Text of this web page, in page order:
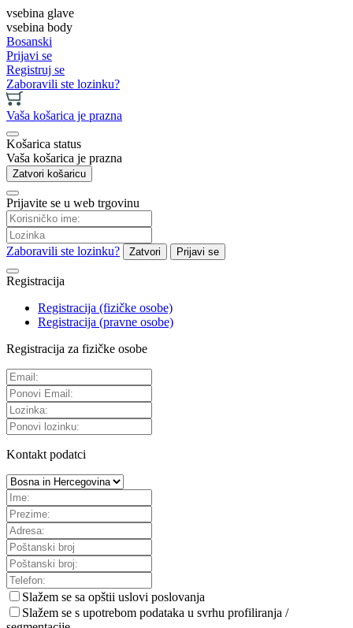
vsebina glave
vsebina body
Bosanski
Prijavi se
Registruj se
Zaboravili ste lozinku?
Vaša košarica je prazna
Košarica status
Vaša košarica je prazna
Zatvori košaricu
Prijavite se u web trgovinu
Zaboravili ste lozinku? Zatvori Prijavi se
Registracija
Registracija (fizičke osobe)
Registracija (pravne osobe)
Registracija za fizičke osobe
Kontakt podatci
Slažem se sa opštii uslovi poslovanja
Slažem se s upotrebom podataka u svrhu profiliranja /